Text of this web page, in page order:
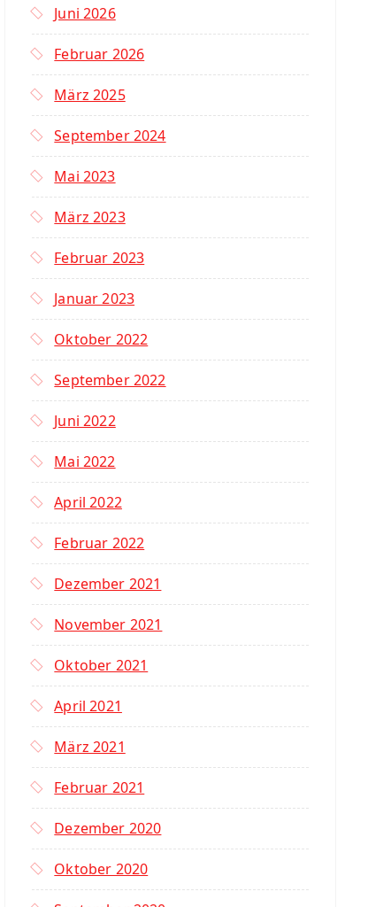
Juni 2026
Februar 2026
März 2025
September 2024
Mai 2023
März 2023
Februar 2023
Januar 2023
Oktober 2022
September 2022
Juni 2022
Mai 2022
April 2022
Februar 2022
Dezember 2021
November 2021
Oktober 2021
April 2021
März 2021
Februar 2021
Dezember 2020
Oktober 2020